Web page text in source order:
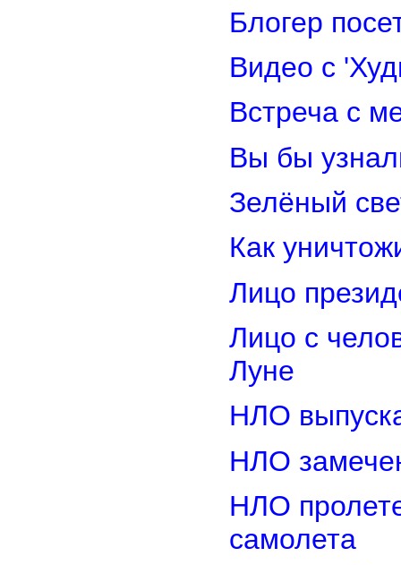
Блогер
Видео с
Встреча с
Вы бы
Зелёный
Как
Лицо
Лицо с
Луне
НЛО
НЛО
НЛО
самолета